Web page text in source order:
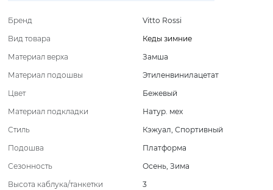
Бренд
Vitto Rossi
Вид товара
Кеды зимние
Материал верха
Замша
Материал подошвы
Этиленвинилацетат
Цвет
Бежевый
Материал подкладки
Натур. мех
Стиль
Кэжуал, Спортивный
Подошва
Платформа
Сезонность
Осень, Зима
Высота каблука/танкетки
3